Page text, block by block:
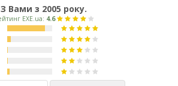
З Вами з 2005 року.